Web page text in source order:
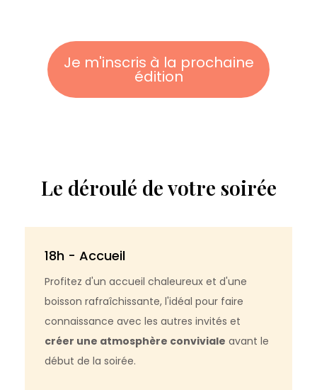
Je m'inscris à la prochaine
édition
Le déroulé de votre soirée
18h - Accueil
Profitez d'un accueil chaleureux et d'une
boisson rafraîchissante, l'idéal pour faire
connaissance avec les autres invités et
créer une atmosphère conviviale avant le
début de la soirée.